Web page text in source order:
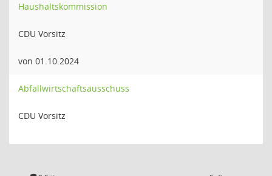
Haushaltskommission
CDU Vorsitz
von 01.10.2024
Abfallwirtschaftsausschuss
CDU Vorsitz